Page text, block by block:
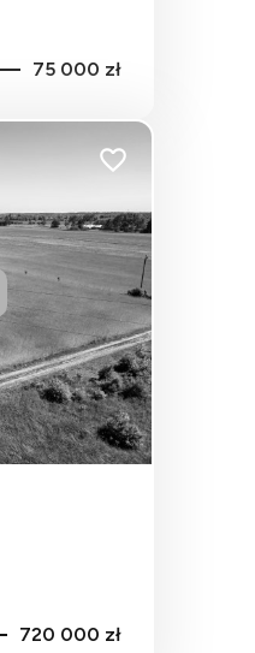
75 000 zł
Dodaj do ulubionych
720 000 zł